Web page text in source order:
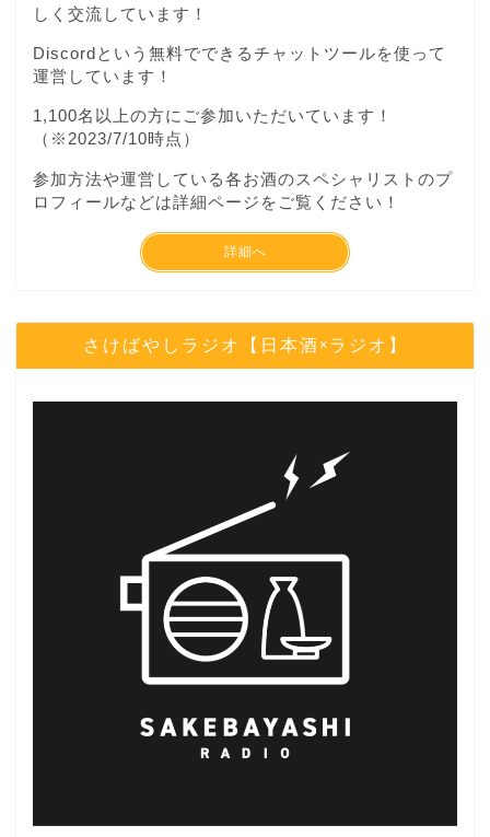
しく交流しています！
Discordという無料でできるチャットツールを使って
運営しています！
1,100名以上の方にご参加いただいています！
（※2023/7/10時点）
参加方法や運営している各お酒のスペシャリストのプ
ロフィールなどは詳細ページをご覧ください！
詳細へ
さけばやしラジオ【日本酒×ラジオ】